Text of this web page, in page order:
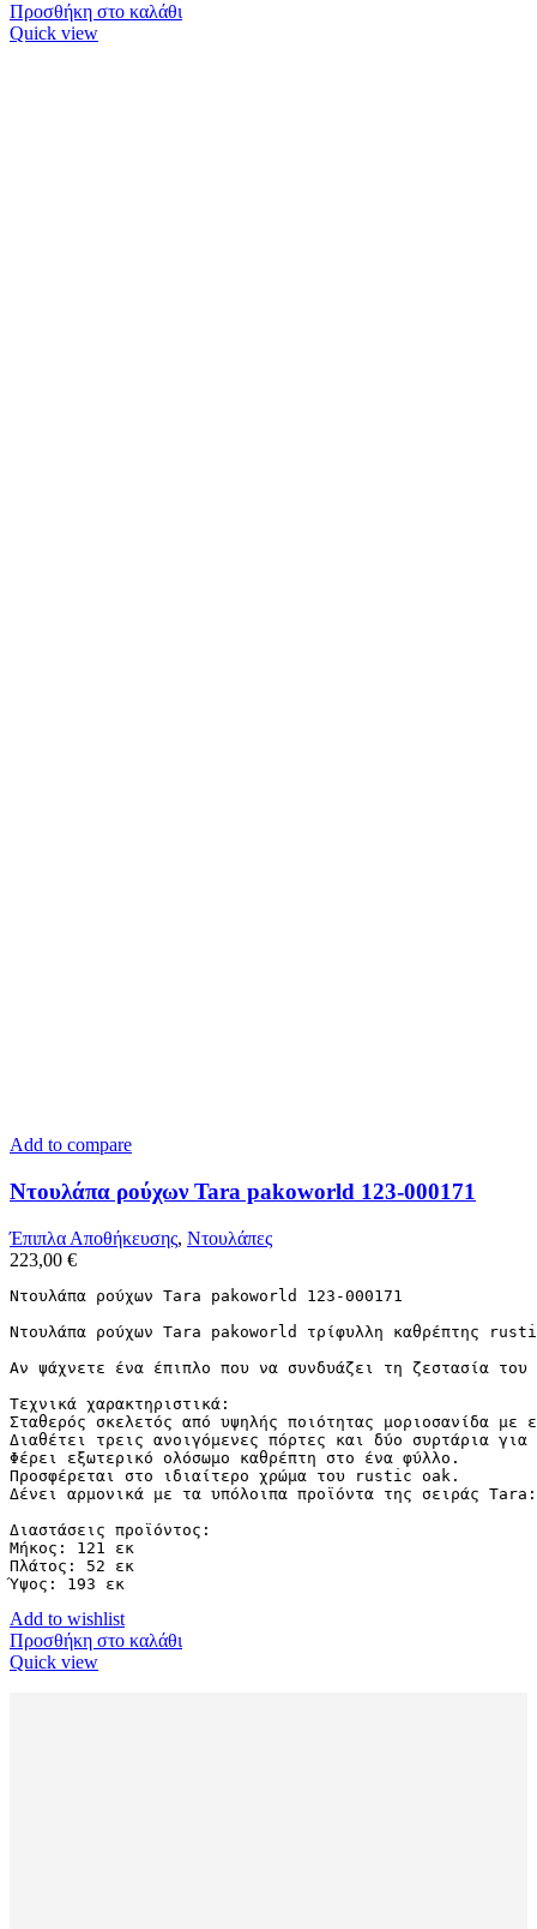
Προσθήκη στο καλάθι
Quick view
Add to compare
Ντουλάπα ρούχων Tara pakoworld 123-000171
Έπιπλα Αποθήκευσης, Ντουλάπες
223,00 €
Ντουλάπα ρούχων Tara pakoworld 123-000171
Ντουλάπα ρούχων Tara pakoworld τρίφυλλη καθρέπτης
Αν ψάχνετε ένα έπιπλο που να συνδυάζει τη ζεστασία
Τεχνικά χαρακτηριστικά:
Σταθερός σκελετός από υψηλής ποιότητας μοριοσανίδα
Διαθέτει τρεις ανοιγόμενες πόρτες και δύο συρτάρια
Φέρει εξωτερικό ολόσωμο καθρέπτη στο ένα φύλλο.
Προσφέρεται στο ιδιαίτερο χρώμα του rustic oak.
Δένει αρμονικά με τα υπόλοιπα προϊόντα της σειράς
Διαστάσεις προϊόντος:
Μήκος: 121 εκ
Πλάτος: 52 εκ
Ύψος: 193 εκ
Add to wishlist
Προσθήκη στο καλάθι
Quick view